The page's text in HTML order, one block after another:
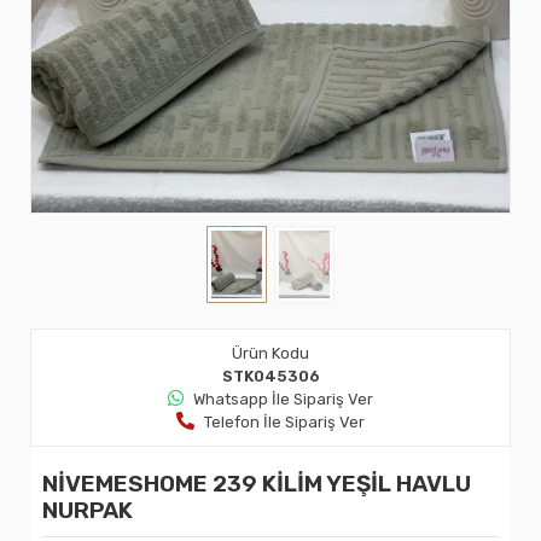
Ürün Kodu
STK045306
Whatsapp İle Sipariş Ver
Telefon İle Sipariş Ver
NİVEMESHOME 239 KİLİM YEŞİL HAVLU
NURPAK